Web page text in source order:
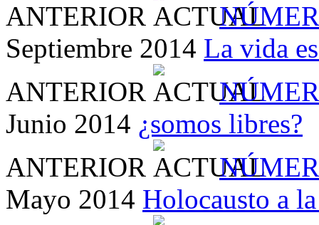
ANTERIOR
Septiembre 2014 La vida
ANTERIOR
Junio 2014 ¿somos libres?
ANTERIOR
Mayo 2014 Holocausto a